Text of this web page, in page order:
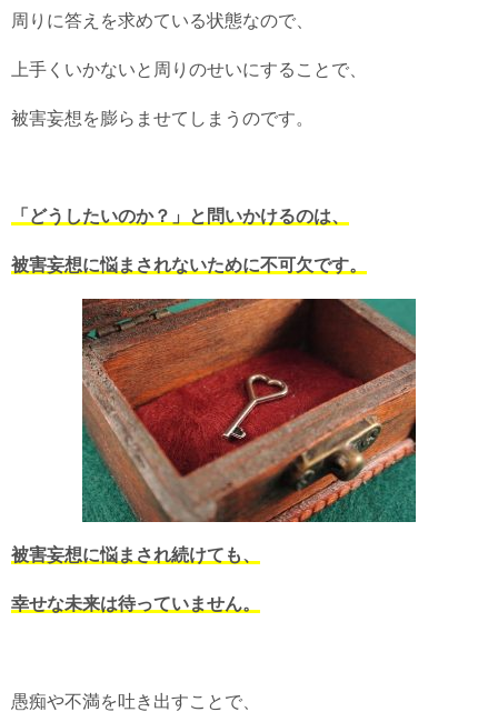
周りに答えを求めている状態なので、
上手くいかないと周りのせいにすることで、
被害妄想を膨らませてしまうのです。
「どうしたいのか？」と問いかけるのは、
被害妄想に悩まされないために不可欠です。
被害妄想に悩まされ続けても、
幸せな未来は待っていません。
愚痴や不満を吐き出すことで、